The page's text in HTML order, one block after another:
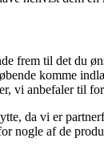
frem til det du
komme
vi anbefaler til
da vi er
nogle af de